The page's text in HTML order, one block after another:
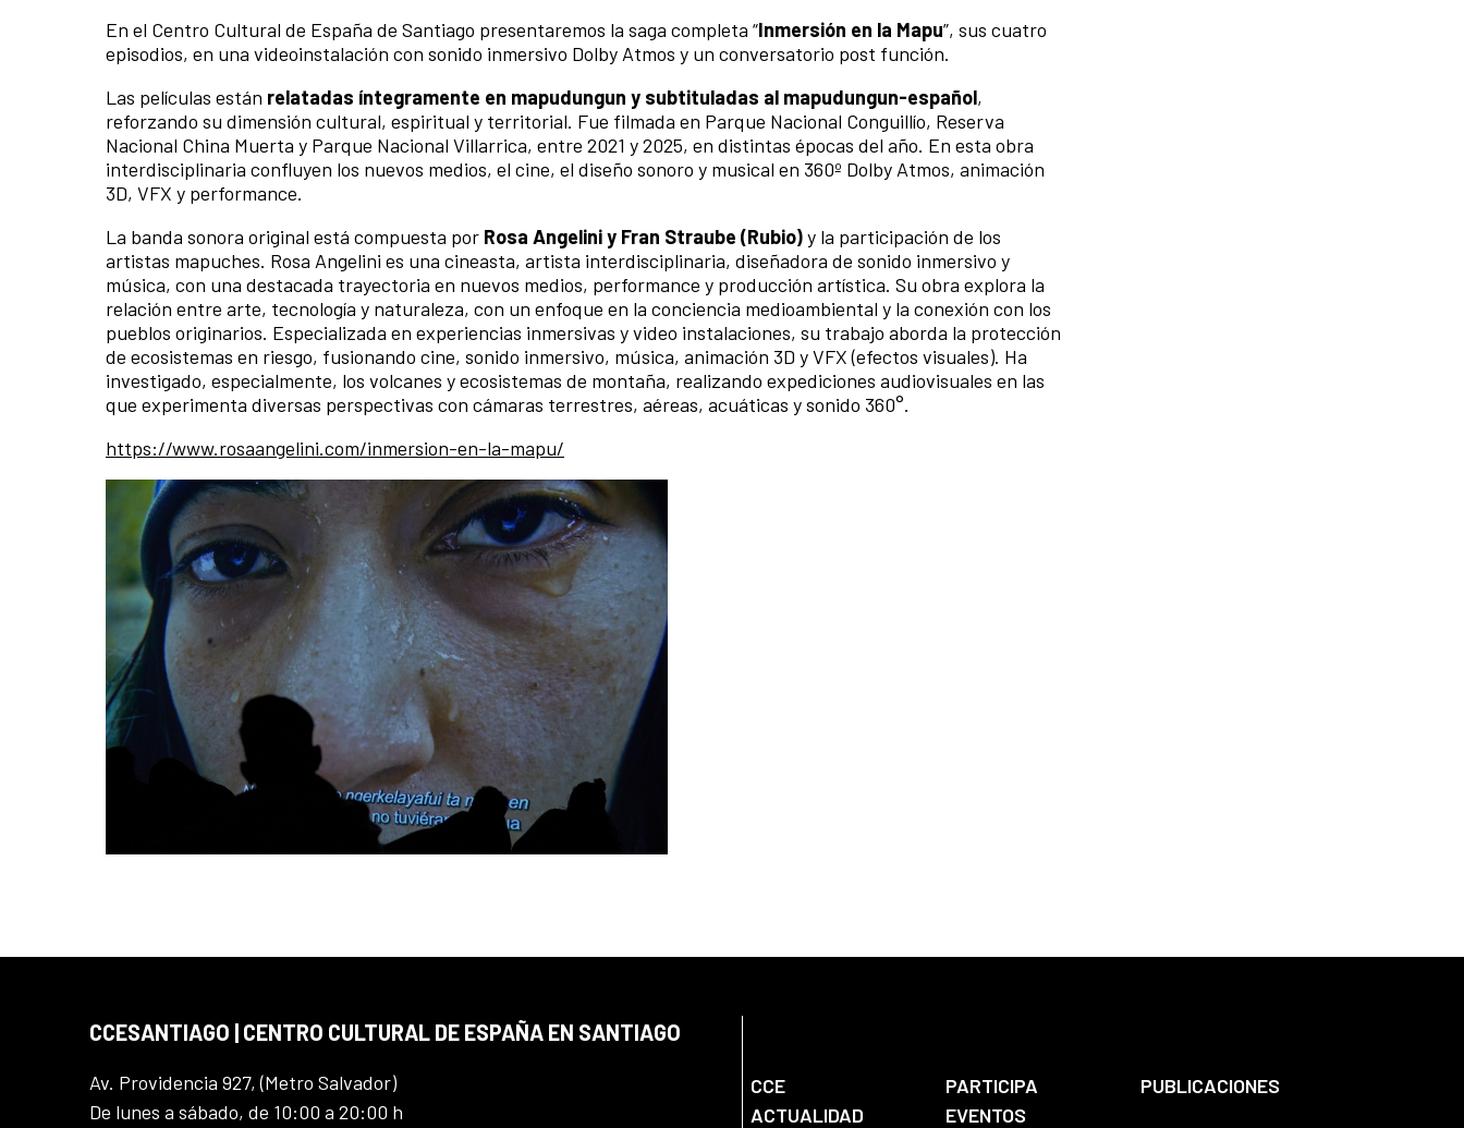
En el Centro Cultural de España de Santiago presentaremos la saga completa “Inmersión en la Mapu”, sus cuatro
episodios, en una videoinstalación con sonido inmersivo Dolby Atmos y un conversatorio post función.
Las películas están relatadas íntegramente en mapudungun y subtituladas al mapudungun-español,
reforzando su dimensión cultural, espiritual y territorial. Fue filmada en Parque Nacional Conguillío, Reserva
Nacional China Muerta y Parque Nacional Villarrica, entre 2021 y 2025, en distintas épocas del año. En esta obra
interdisciplinaria confluyen los nuevos medios, el cine, el diseño sonoro y musical en 360º Dolby Atmos, animación
3D, VFX y performance.
La banda sonora original está compuesta por Rosa Angelini y Fran Straube (Rubio)y la participación de los
artistas mapuches. Rosa Angelini es una cineasta, artista interdisciplinaria, diseñadora de sonido inmersivo y
música, con una destacada trayectoria en nuevos medios, performance y producción artística. Su obra explora la
relación entre arte, tecnología y naturaleza, con un enfoque en la conciencia medioambiental y la conexión con los
pueblos originarios. Especializada en experiencias inmersivas y video instalaciones, su trabajo aborda la protección
de ecosistemas en riesgo, fusionando cine, sonido inmersivo, música, animación 3D y VFX (efectos visuales). Ha
investigado, especialmente, los volcanes y ecosistemas de montaña, realizando expediciones audiovisuales en las
que experimenta diversas perspectivas con cámaras terrestres, aéreas, acuáticas y sonido 360°.
https://www.rosaangelini.com/inmersion-en-la-mapu/
CCESANTIAGO | CENTRO CULTURAL DE ESPAÑA EN SANTIAGO
Av. Providencia 927, (Metro Salvador)
De lunes a sábado, de 10:00 a 20:00 h
CCE PARTICIPA
PUBLICACIONES
ACTUALIDAD
EVENTOS